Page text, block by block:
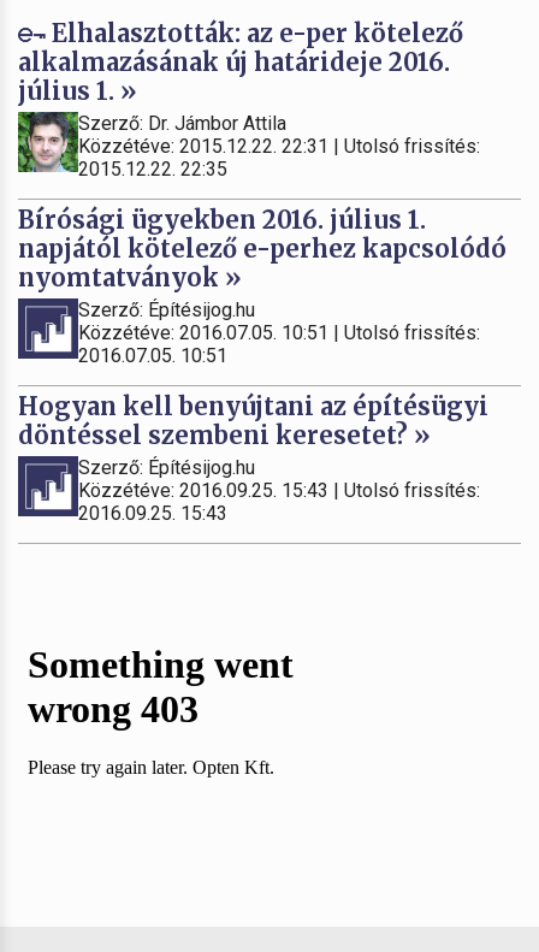
Elhalasztották: az e-per kötelező
alkalmazásának új határideje 2016.
július 1. »
Szerző: Dr. Jámbor Attila
Közzétéve: 2015.12.22. 22:31 | Utolsó frissítés:
2015.12.22. 22:35
Bírósági ügyekben 2016. július 1.
napjától kötelező e-perhez kapcsolódó
nyomtatványok »
Szerző: Építésijog.hu
Közzétéve: 2016.07.05. 10:51 | Utolsó frissítés:
2016.07.05. 10:51
Hogyan kell benyújtani az építésügyi
döntéssel szembeni keresetet? »
Szerző: Építésijog.hu
Közzétéve: 2016.09.25. 15:43 | Utolsó frissítés:
2016.09.25. 15:43